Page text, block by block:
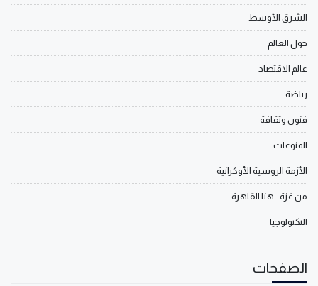
الشرق الأوسط
حول العالم
عالم الاقتصاد
رياضة
فنون وثقافة
المنوعات
الأزمة الروسية الأوكرانية
من غزة.. هنا القاهرة
التكنولوجيا
الصفحات